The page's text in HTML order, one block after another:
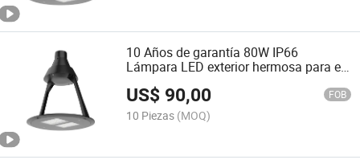
10 Años de garantía 80W IP66
Lámpara LED exterior hermosa para el
US$ 90,00 FOB
10 Piezas (MOQ)